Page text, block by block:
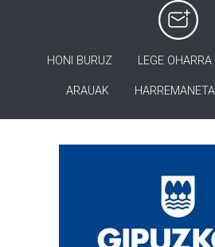
HONI BURUZ LEGE OHARRA
ARAUAK